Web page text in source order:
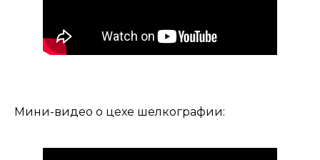
Мини-видео о цехе шелкографии: